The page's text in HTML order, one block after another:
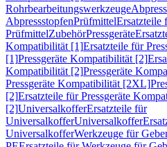
Rohrbearbeitungswerkzeuge
AbpressstopfenPrüfmittelErsatzteile
PrüfmittelZubehörPressgeräte
Kompatibilität [1]Ersatzteile für
[1]Pressgeräte Kompatibilität [2]
Kompatibilität [2]Pressgeräte
Pressgeräte Kompatibilität [2XL]
[2]Ersatzteile für Pressgeräte
[2]UniversalkofferErsatzteile für
UniversalkofferUniversalkoffer
UniversalkofferWerkzeuge für